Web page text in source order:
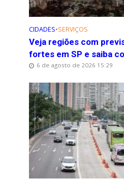
CIDADES•SERVIÇOS
Veja regiões com
fortes em SP e saiba
6 de agosto de 2026 15:29